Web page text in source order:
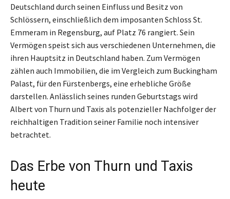
Deutschland durch seinen Einfluss und Besitz von
Schlössern, einschließlich dem imposanten Schloss St.
Emmeram in Regensburg, auf Platz 76 rangiert. Sein
Vermögen speist sich aus verschiedenen Unternehmen, die
ihren Hauptsitz in Deutschland haben. Zum Vermögen
zählen auch Immobilien, die im Vergleich zum Buckingham
Palast, für den Fürstenbergs, eine erhebliche Größe
darstellen. Anlässlich seines runden Geburtstags wird
Albert von Thurn und Taxis als potenzieller Nachfolger der
reichhaltigen Tradition seiner Familie noch intensiver
betrachtet.
Das Erbe von Thurn und Taxis
heute